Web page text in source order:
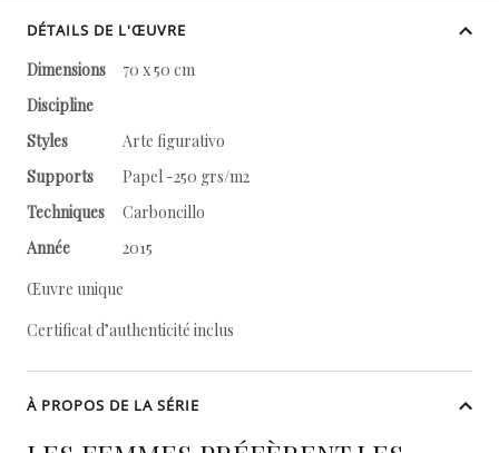
DÉTAILS DE L'ŒUVRE
Dimensions
70 x 50 cm
Discipline
Styles
Arte figurativo
Supports
Papel -250 grs/m2
Techniques
Carboncillo
Année
2015
Œuvre unique
Certificat d’authenticité inclus
À PROPOS DE LA SÉRIE